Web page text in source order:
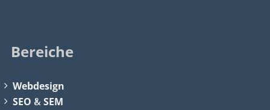
Bereiche
Webdesign
SEO &SEM